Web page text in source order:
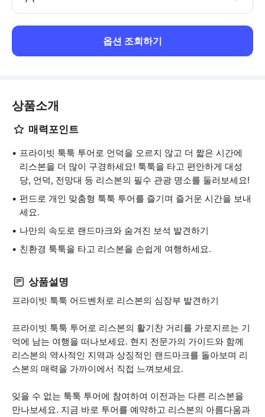
옵션 조회하기
상품소개
매력포인트
프라이빗 툭툭 투어로 언덕을 오르지 않고 더 짧은 시간에
리스본을 더 많이 구경하세요! 툭툭을 타고 편안하게 대성
당, 언덕, 전망대 등 리스본의 필수 관광 명소를 둘러보세요!
펀드로 개인 맞춤형 툭툭 투어를 즐기며 즐거운 시간을 보내
세요.
나만의 속도로 랜드마크와 숨겨진 보석 발견하기
친환경 툭툭을 타고 리스본을 손쉽게 여행하세요.
상품설명
프라이빗 툭툭 어드벤처로 리스본의 심장부 발견하기
프라이빗 툭툭 투어로 리스본의 활기찬 거리를 가로지르는 기
억에 남는 여행을 떠나보세요. 현지 전문가의 가이드와 함께
리스본의 역사적인 지역과 상징적인 랜드마크를 돌아보며 리
스본의 매력을 가까이에서 직접 느껴보세요.
잊을 수 없는 툭툭 투어에 참여하여 이전과는 다른 리스본을
만나보세요. 지금 바로 투어를 예약하고 리스본의 아름다움과